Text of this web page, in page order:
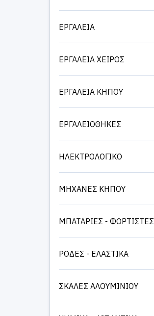
ΕΡΓΑΛΕΙΑ
ΕΡΓΑΛΕΙΑ ΧΕΙΡΟΣ
ΕΡΓΑΛΕΙΑ ΚΗΠΟΥ
ΕΡΓΑΛΕΙΟΘΗΚΕΣ
ΗΛΕΚΤΡΟΛΟΓΙΚΟ
ΜΗΧΑΝΕΣ ΚΗΠΟΥ
ΜΠΑΤΑΡΙΕΣ - ΦΟΡΤΙΣΤΕΣ
ΡΟΔΕΣ - ΕΛΑΣΤΙΚΑ
ΣΚΑΛΕΣ ΑΛΟΥΜΙΝΙΟΥ